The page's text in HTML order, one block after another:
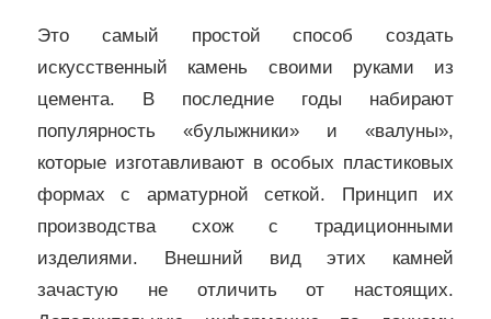
Это самый простой способ создать
искусственный камень своими руками из
цемента. В последние годы набирают
популярность «булыжники» и «валуны»,
которые изготавливают в особых пластиковых
формах с арматурной сеткой. Принцип их
производства схож с традиционными
изделиями. Внешний вид этих камней
зачастую не отличить от настоящих.